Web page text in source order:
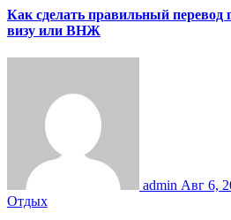
Как сделать правильный перевод
визу или ВНЖ
admin Авг 6,
Отдых